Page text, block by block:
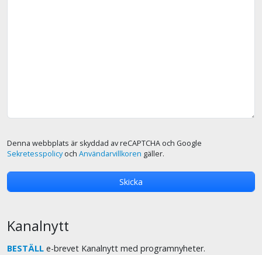
Denna webbplats är skyddad av reCAPTCHA och Google
Sekretesspolicyoch Användarvillkoren gäller.
Kanalnytt
BESTÄLL e-brevet Kanalnytt med programnyheter.